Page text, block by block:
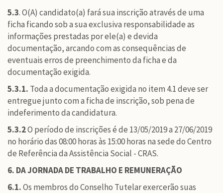
5.3. O(A) candidato(a) fará sua inscrição através de uma
ficha ficando sob a sua exclusiva responsabilidade as
informações prestadas por ele(a) e devida
documentação, arcando com as consequências de
eventuais erros de preenchimento da ficha e da
documentação exigida.
5.3.1. Toda a documentação exigida no item 4.1 deve ser
entregue junto com a ficha de inscrição, sob pena de
indeferimento da candidatura.
5.3.2O período de inscrições é de 13/05/2019 a 27/06/2019
no horário das 08:00 horas às 15:00 horas na sede do Centro
de Referência da Assistência Social - CRAS.
6. DA JORNADA DE TRABALHO E REMUNERAÇÃO
6.1.Os membros do Conselho Tutelar exercerão suas